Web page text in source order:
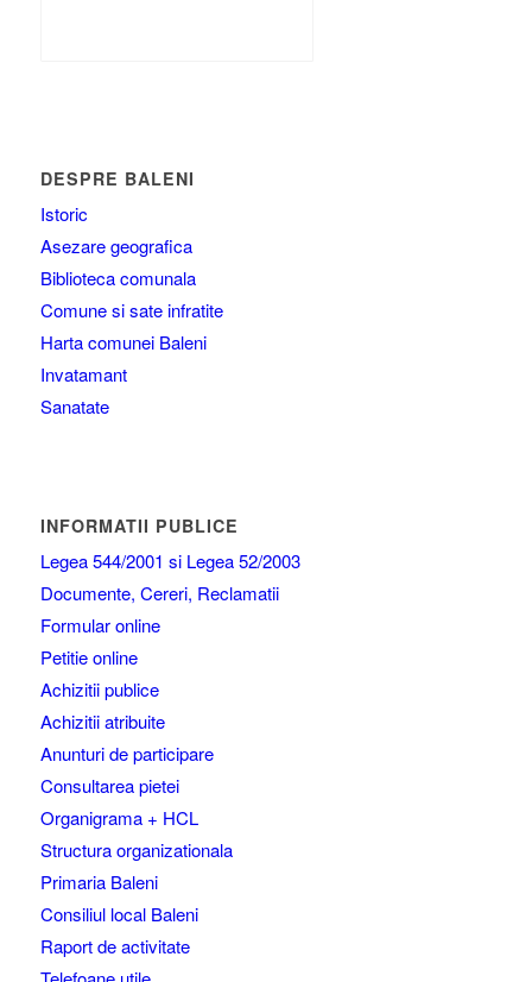
DESPRE BALENI
Istoric
Asezare geografica
Biblioteca comunala
Comune si sate infratite
Harta comunei Baleni
Invatamant
Sanatate
INFORMATII PUBLICE
Legea 544/2001 si Legea 52/2003
Documente, Cereri, Reclamatii
Formular online
Petitie online
Achizitii publice
Achizitii atribuite
Anunturi de participare
Consultarea pietei
Organigrama + HCL
Structura organizationala
Primaria Baleni
Consiliul local Baleni
Raport de activitate